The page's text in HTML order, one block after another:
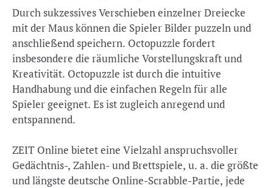
Durch sukzessives Verschieben einzelner Dreiecke
mit der Maus können die Spieler Bilder puzzeln und
anschließend speichern. Octopuzzle fordert
insbesondere die räumliche Vorstellungskraft und
Kreativität. Octopuzzle ist durch die intuitive
Handhabung und die einfachen Regeln für alle
Spieler geeignet. Es ist zugleich anregend und
entspannend.
ZEIT Online bietet eine Vielzahl anspruchsvoller
Gedächtnis-, Zahlen- und Brettspiele, u. a. die größte
und längste deutsche Online-Scrabble-Partie, jede